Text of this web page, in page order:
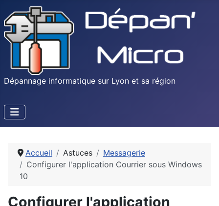
Dépannage informatique sur Lyon et sa région
Accueil Astuces
Messagerie
Configurer l'application Courrier sous Windows
10
Configurer l'application